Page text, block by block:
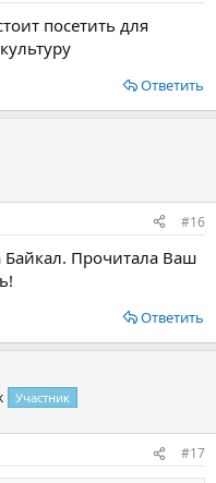
посетить для
Ответить
#16
Прочитала Ваш
Ответить
Участник
#17